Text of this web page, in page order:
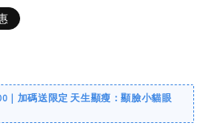
｜加碼送限定 天生顯瘦：顯臉小貓眼